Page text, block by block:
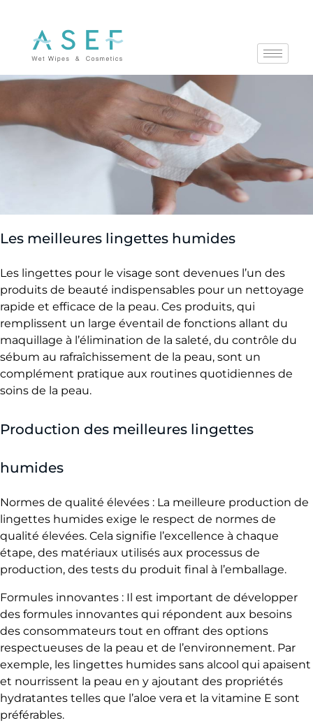
m
e
l
r
l
i
n
t
e
s
h
Les meilleures lingettes humides
Les lingettes pour le visage sont devenues l’un des
produits de beauté indispensables pour un nettoyage
rapide et efficace de la peau. Ces produits, qui
remplissent un large éventail de fonctions allant du
maquillage à l’élimination de la saleté, du contrôle du
sébum au rafraîchissement de la peau, sont un
complément pratique aux routines quotidiennes de
soins de la peau.
Production des meilleures lingettes
humides
Normes de qualité élevées : La meilleure production de
lingettes humides exige le respect de normes de
qualité élevées. Cela signifie l’excellence à chaque
étape, des matériaux utilisés aux processus de
production, des tests du produit final à l’emballage.
Formules innovantes : Il est important de développer
des formules innovantes qui répondent aux besoins
des consommateurs tout en offrant des options
respectueuses de la peau et de l’environnement. Par
exemple, les lingettes humides sans alcool qui apaisent
et nourrissent la peau en y ajoutant des propriétés
hydratantes telles que l’aloe vera et la vitamine E sont
préférables.